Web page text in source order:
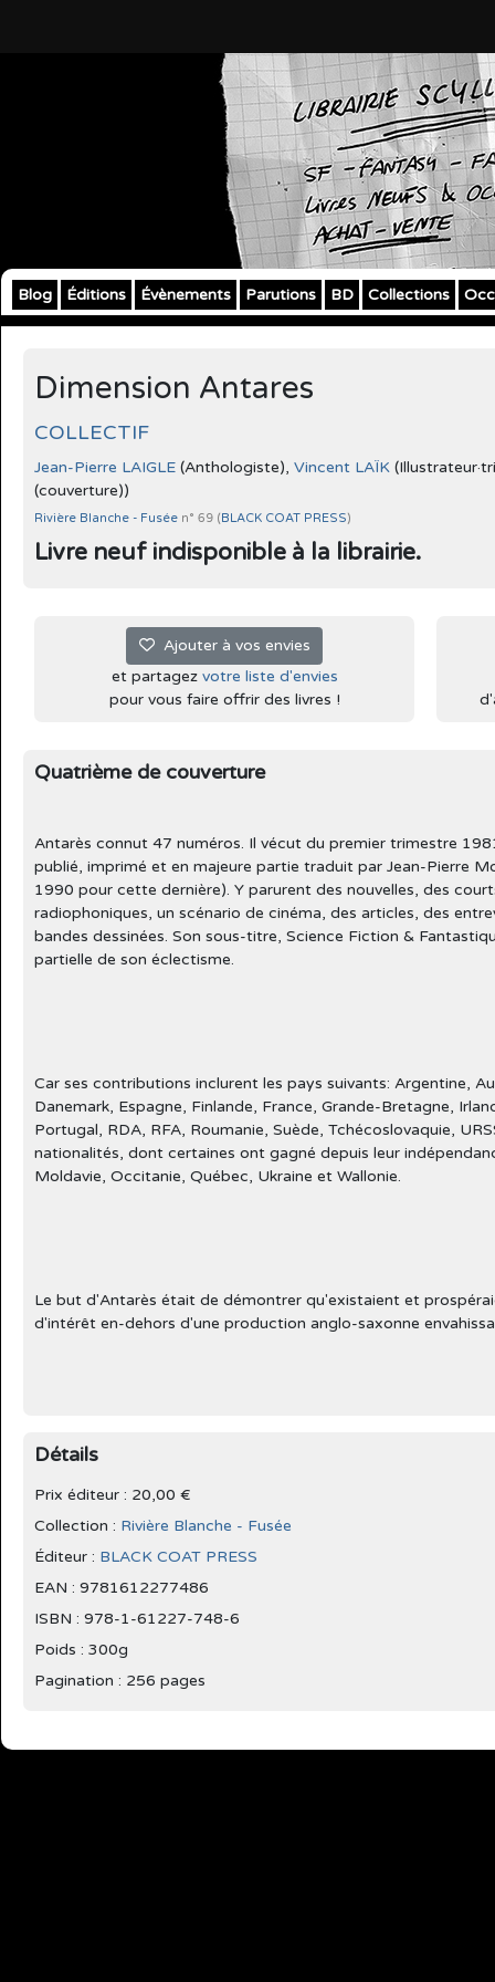
Blog Éditions Évènements Parutions BD Collections
Dimension Antares
COLLECTIF
Jean-Pierre LAIGLE (Anthologiste), Vincent LAÏK
(couverture))
Rivière Blanche - Fusée n° 69 (BLACK COAT PRESS)
Livre neuf indisponible à la librairie.
Ajouter à vos envies
et partagez votre liste d'envies
pour vous faire offrir des livres !
Quatrième de couverture
Antarès connut 47 numéros. Il vécut du premier trimestre
publié, imprimé et en majeure partie traduit par Jean-Pierre
1990 pour cette dernière). Y parurent des nouvelles, des
radiophoniques, un scénario de cinéma, des articles, des
bandes dessinées. Son sous-titre, Science Fiction &
partielle de son éclectisme.
Car ses contributions inclurent les pays suivants: Argentine,
Danemark, Espagne, Finlande, France, Grande-Bretagne,
Portugal, RDA, RFA, Roumanie, Suède, Tchécoslovaquie,
nationalités, dont certaines ont gagné depuis leur
Moldavie, Occitanie, Québec, Ukraine et Wallonie.
Le but d'Antarès était de démontrer qu'existaient et
d'intérêt en-dehors d'une production anglo-saxonne
Détails
Prix éditeur : 20,00 €
Collection : Rivière Blanche - Fusée
Éditeur : BLACK COAT PRESS
EAN : 9781612277486
ISBN : 978-1-61227-748-6
Poids : 300g
Pagination : 256 pages